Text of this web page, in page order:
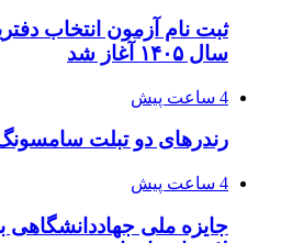
ثبت نام آزمون انتخاب
سال ۱۴۰۵ آغاز شد
4 ساعت پیش
رندرهای دو تبلت
4 ساعت پیش
جایزه ملی جهاددانشگاهی